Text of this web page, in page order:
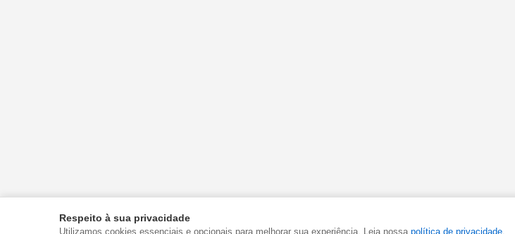
Respeito à sua privacidade
Utilizamos cookies essenciais e opcionais para melhorar sua experiência. Leia nossa política de privacidade.